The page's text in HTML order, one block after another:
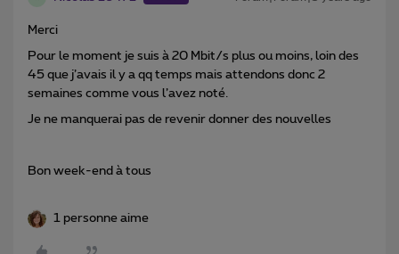
Merci
Pour le moment je suis à 20 Mbit/s plus ou moins, loin des
45 que j’avais il y a qq temps mais attendons donc 2
semaines comme vous l’avez noté.
Je ne manquerai pas de revenir donner des nouvelles
Bon week-end à tous
1 personne aime